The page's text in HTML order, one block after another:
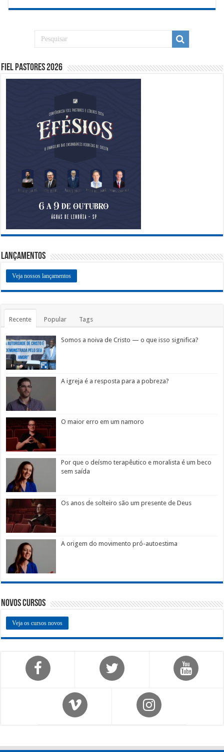
Fiel Pastores 2026
Lançamentos
Veja nossos lançamentos
Recente Popular Tags
Somos a noiva de Cristo — o que isso significa?
A igreja é a resposta para a pobreza?
O maior erro em um namoro
Por que o deísmo terapêutico e moralista é um beco
sem saída
Os anos de solteiro são um presente de Deus
A origem do movimento pró-autoestima
Novos Cursos
Veja os cursos novos